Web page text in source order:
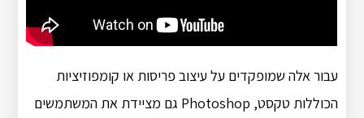
עבור אלה שמופקדים על עיצוב פריסות או קומפוזיציות
הכוללות טקסט, Photoshop גם מציידת את המשתמשים